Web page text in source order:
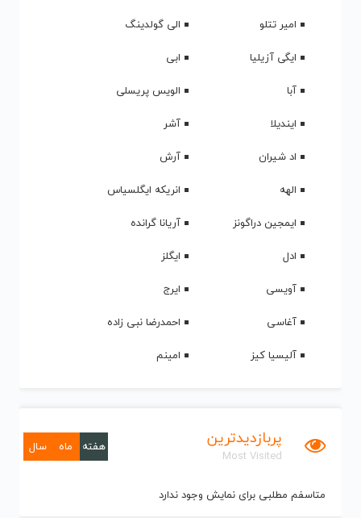
امیر تتلو
الی گولدینگ
ایگی آزیلیا
ابی
آبا
الویس پریسلی
ایندیلا
آشر
اد شیران
آرش
الهه
انریکه ایگلسیاس
ایمجین دراگونز
آریانا گرانده
ادل
ایگلز
آویسی
ایرج
آغاسی
احمدرضا نبی زاده
آلیسیا کیز
امینم
پربازدیدترین
Most Visited
هفته ماه سال
متاسفم مطلبی برای نمایش وجود ندارد